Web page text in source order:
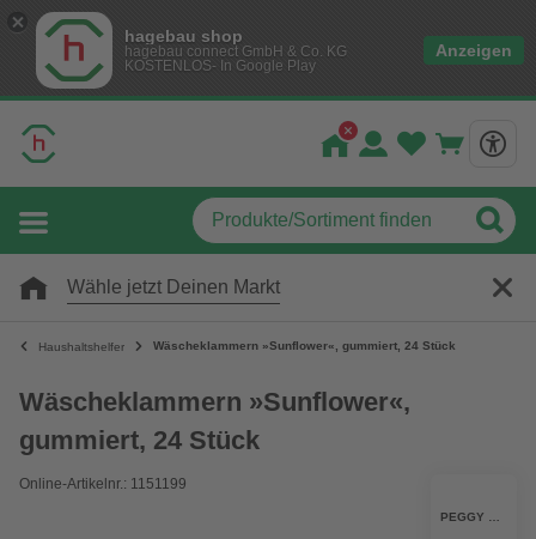
hagebau shop
hagebau connect GmbH & Co. KG
KOSTENLOS- In Google Play
Anzeigen
Wähle jetzt Deinen Markt
Haushaltshelfer Wäscheklammern »Sunflower«, gummiert, 24 Stück
Wäscheklammern »Sunflower«,
gummiert, 24 Stück
Online-Artikelnr.: 1151199